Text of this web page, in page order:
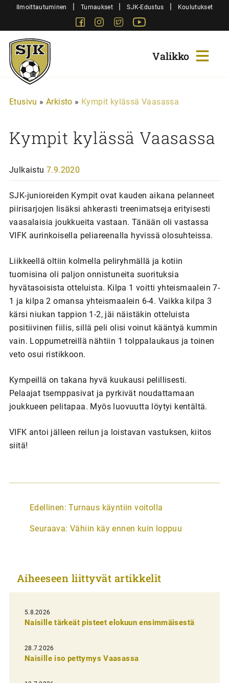
SiirryIlmoittautuminen | Turnaukset | SJK-Edustus | Koulutukset
FacebookInstagram
Twitter
Sjk-
Juniorit
Etusivu » Arkisto » Kympit kylässä Vaasassa
Kympit kylässä Vaasassa
Julkaistu 7.9.2020
SJK-junioreiden Kympit ovat kauden aikana pelanneet
piirisarjojen lisäksi ahkerasti treenimatseja erityisesti
vaasalaisia joukkueita vastaan. Tänään oli vastassa
VIFK aurinkoisella peliareenalla hyvissä olosuhteissa.
Liikkeellä oltiin kolmella peliryhmällä ja kotiin
tuomisina oli paljon onnistuneita suorituksia
hyvätasoisista otteluista. Kilpa 1 voitti yhteismaalein 7-
1 ja kilpa 2 omansa yhteismaalein 6-4. Vaikka kilpa 3
kärsi niukan tappion 1-2, jäi näistäkin otteluista
positiivinen fiilis, sillä peli olisi voinut kääntyä kummin
vain. Loppumetreillä nähtiin 1 tolppalaukaus ja toinen
veto osui ristikkoon.
Kympeillä on takana hyvä kuukausi pelillisesti.
Pelaajat tsemppasivat ja pyrkivät noudattamaan
joukkueen pelitapaa. Myös luovuutta löytyi kentältä.
VIFK antoi jälleen reilun ja loistavan vastuksen, kiitos
siitä!
A
t
k
e
l
i
e
n
Edellinen: Turnaus käyntiin voitolla
Seuraava: Vähiin käy ennen kuin loppuu
Aiheeseen liittyvät artikkelit
5.8.2026
Naisille tärkeät pisteet elokuun ensimmäisestä
28.7.2026
Naisille iso pettymys Vaasassa